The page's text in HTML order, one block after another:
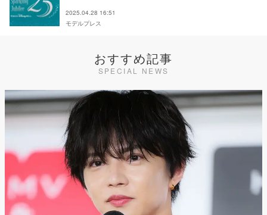
2025.04.28 16:51
モデルプレス
おすすめ記事
SPECIAL NEWS